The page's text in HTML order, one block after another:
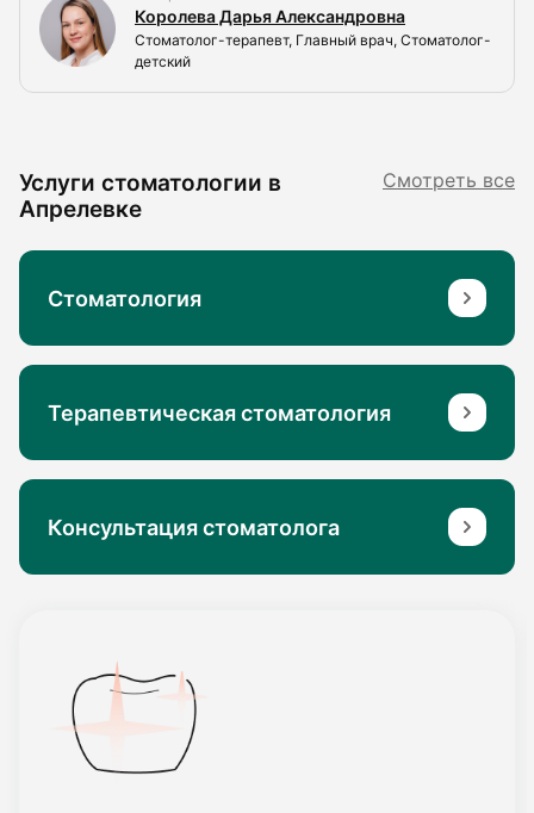
Королева Дарья Александровна
Стоматолог-терапевт, Главный врач, Стоматолог-
детский
Услуги стоматологии в
Апрелевке
Смотреть все
Стоматология
Терапевтическая стоматология
Консультация стоматолога